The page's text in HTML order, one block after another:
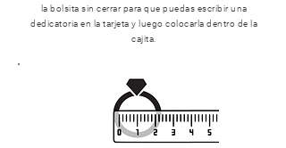
la bolsita sin cerrar para que puedas escribir una
dedicatoria en la tarjeta y luego colocarla dentro de la
cajita.